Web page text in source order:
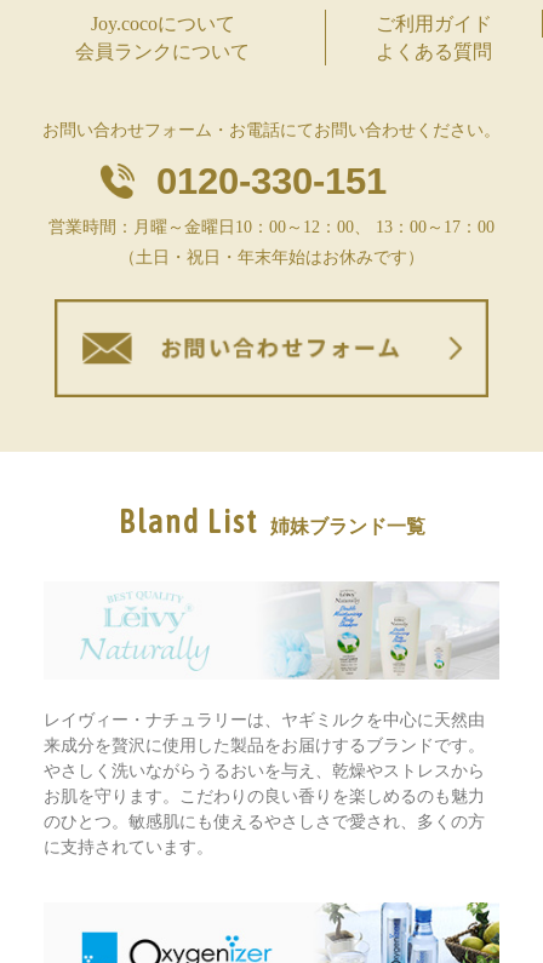
Joy.cocoについて
ご利用ガイド
会員ランクについて
よくある質問
お問い合わせフォーム・お電話にてお問い合わせください。
0120-330-151
営業時間：月曜～金曜日10：00～12：00、 13：00～17：00
（土日・祝日・年末年始はお休みです）
Bland List 姉妹ブランド一覧
レイヴィー・ナチュラリーは、ヤギミルクを中心に天然由
来成分を贅沢に使用した製品をお届けするブランドです。
やさしく洗いながらうるおいを与え、乾燥やストレスから
お肌を守ります。こだわりの良い香りを楽しめるのも魅力
のひとつ。敏感肌にも使えるやさしさで愛され、多くの方
に支持されています。